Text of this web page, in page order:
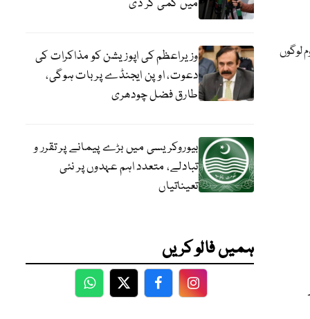
لوگوں
میں کمی کر دی
وزیراعظم کی اپوزیشن کو مذاکرات کی
دعوت، اوپن ایجنڈے پر بات ہوگی،
طارق فضل چودھری
بیوروکریسی میں بڑے پیمانے پر تقرر و
تبادلے، متعدد اہم عہدوں پر نئی
تعیناتیاں
ہمیں فالو کریں
WhatsApp
TwitterFacebookFacebook